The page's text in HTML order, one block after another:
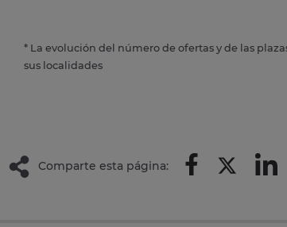
* La evolución del número de ofertas y de las
sus localidades
Comparte esta página: